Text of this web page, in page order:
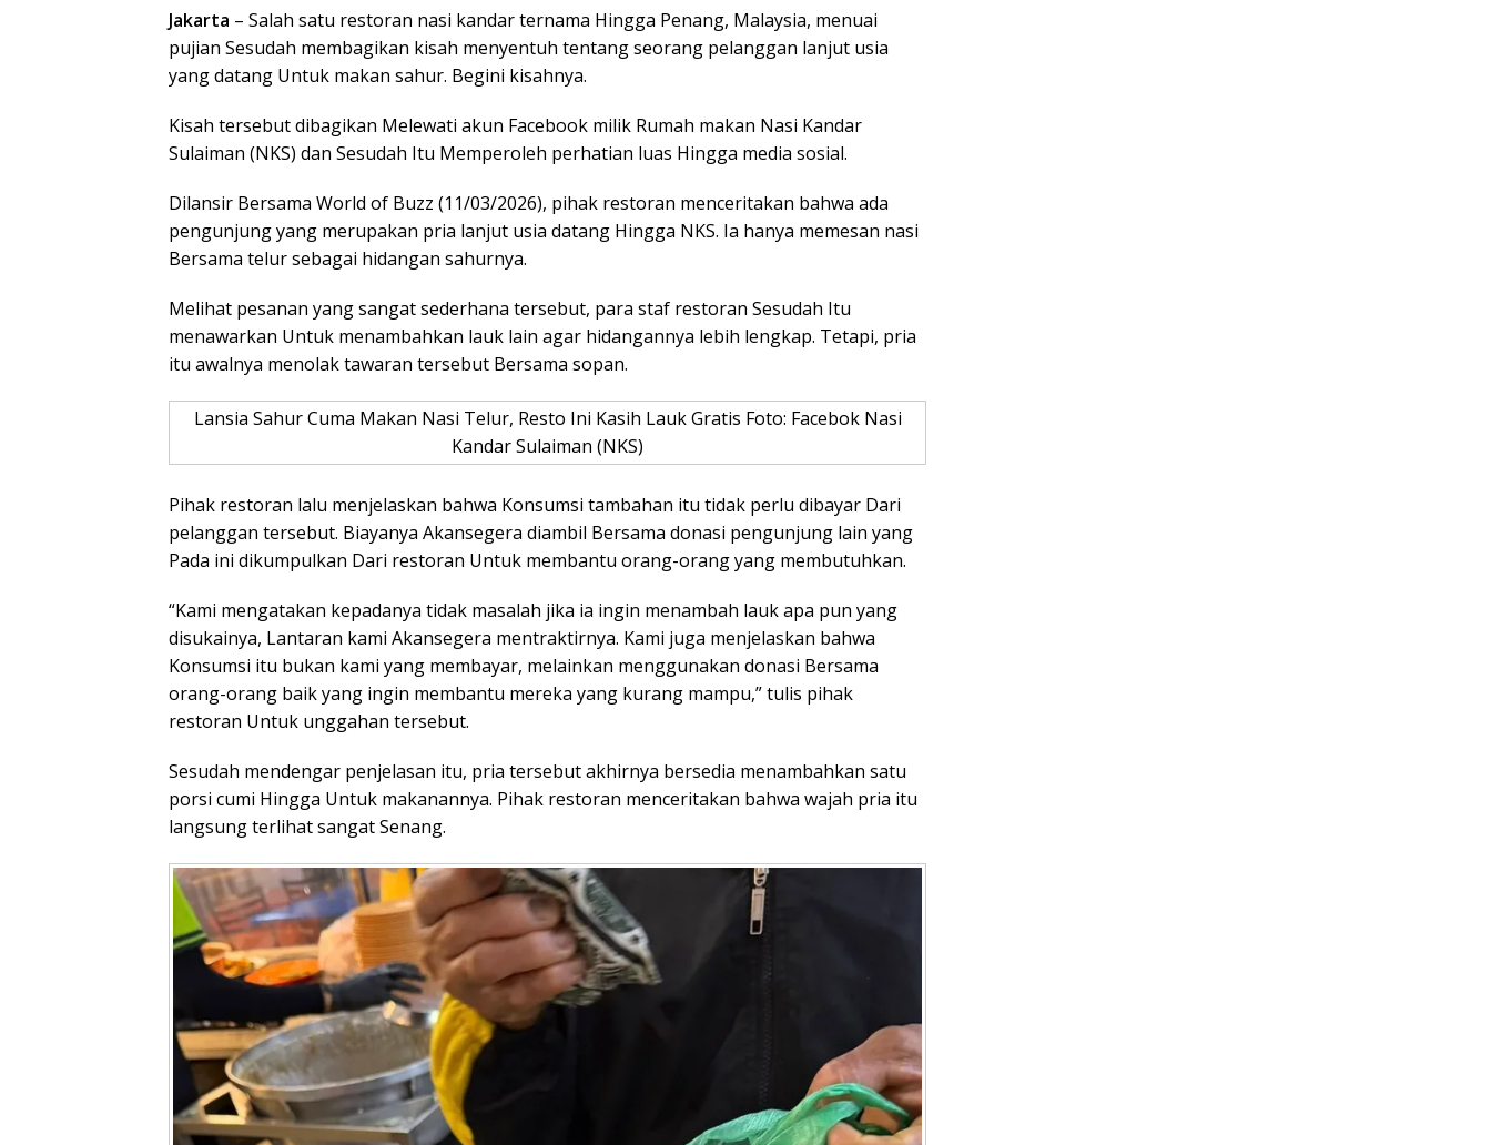
Jakarta – Salah satu restoran nasi kandar ternama Hingga Penang, Malaysia, menuai
pujian Sesudah membagikan kisah menyentuh tentang seorang pelanggan lanjut usia
yang datang Untuk makan sahur. Begini kisahnya.
Kisah tersebut dibagikan Melewati akun Facebook milik Rumah makan Nasi Kandar
Sulaiman (NKS) dan Sesudah Itu Memperoleh perhatian luas Hingga media sosial.
Dilansir Bersama World of Buzz (11/03/2026), pihak restoran menceritakan bahwa ada
pengunjung yang merupakan pria lanjut usia datang Hingga NKS. Ia hanya memesan nasi
Bersama telur sebagai hidangan sahurnya.
Melihat pesanan yang sangat sederhana tersebut, para staf restoran Sesudah Itu
menawarkan Untuk menambahkan lauk lain agar hidangannya lebih lengkap. Tetapi, pria
itu awalnya menolak tawaran tersebut Bersama sopan.
Lansia Sahur Cuma Makan Nasi Telur, Resto Ini Kasih Lauk Gratis Foto: Facebok Nasi
Kandar Sulaiman (NKS)
Pihak restoran lalu menjelaskan bahwa Konsumsi tambahan itu tidak perlu dibayar Dari
pelanggan tersebut. Biayanya Akansegera diambil Bersama donasi pengunjung lain yang
Pada ini dikumpulkan Dari restoran Untuk membantu orang-orang yang membutuhkan.
“Kami mengatakan kepadanya tidak masalah jika ia ingin menambah lauk apa pun yang
disukainya, Lantaran kami Akansegera mentraktirnya. Kami juga menjelaskan bahwa
Konsumsi itu bukan kami yang membayar, melainkan menggunakan donasi Bersama
orang-orang baik yang ingin membantu mereka yang kurang mampu,” tulis pihak
restoran Untuk unggahan tersebut.
Sesudah mendengar penjelasan itu, pria tersebut akhirnya bersedia menambahkan satu
porsi cumi Hingga Untuk makanannya. Pihak restoran menceritakan bahwa wajah pria itu
langsung terlihat sangat Senang.